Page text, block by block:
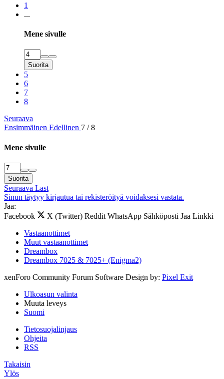
1
...
Mene sivulle
Suorita
5
6
7
8
Seuraava
Ensimmäinen Edellinen 7 / 8
Mene sivulle
Suorita
Seuraava Last
Sinun täytyy kirjautua tai rekisteröityä voidaksesi vastata.
Jaa:
Facebook
X (Twitter) Reddit WhatsApp Sähköposti Jaa Linkki
Vastaanottimet
Muut vastaanottimet
Dreambox
Dreambox 7025 & 7025+ (Enigma2)
xenForo Community Forum Software Design by: Pixel Exit
Ulkoasun valinta
Muuta leveys
Suomi
Tietosuojalinjaus
Ohjeita
RSS
Takaisin
Ylös